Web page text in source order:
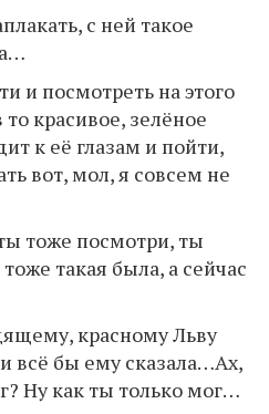
с ней такое
и посмотреть на этого
красивое, зелёное
к её глазам и пойти,
вот, мол, я совсем не
тоже посмотри, ты
такая была, а сейчас
красному Льву
всё бы ему сказала…Ах,
Ну как ты только мог…